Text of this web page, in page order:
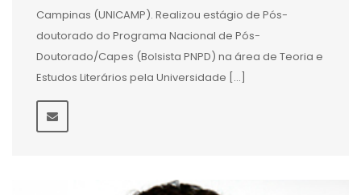
Campinas (UNICAMP). Realizou estágio de Pós-
doutorado do Programa Nacional de Pós-
Doutorado/Capes (Bolsista PNPD) na área de Teoria e
Estudos Literários pela Universidade […]